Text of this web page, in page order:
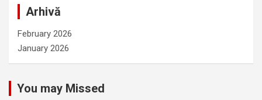
Arhivă
February 2026
January 2026
You may Missed